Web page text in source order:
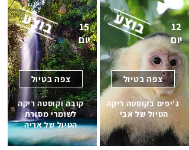
12
יום
צפה בטיול
ג'יפים בקוסטה ריקה
הטיול של אבי
15
יום
צפה בטיול
קובה וקוסטה ריקה
לשומרי מסורת
הטיול של אריה